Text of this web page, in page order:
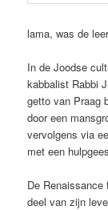
lama, was de
In de Joodse
kabbalist Rabbi
getto van Praag
door een
vervolgens via
met een
De
deel van zijn